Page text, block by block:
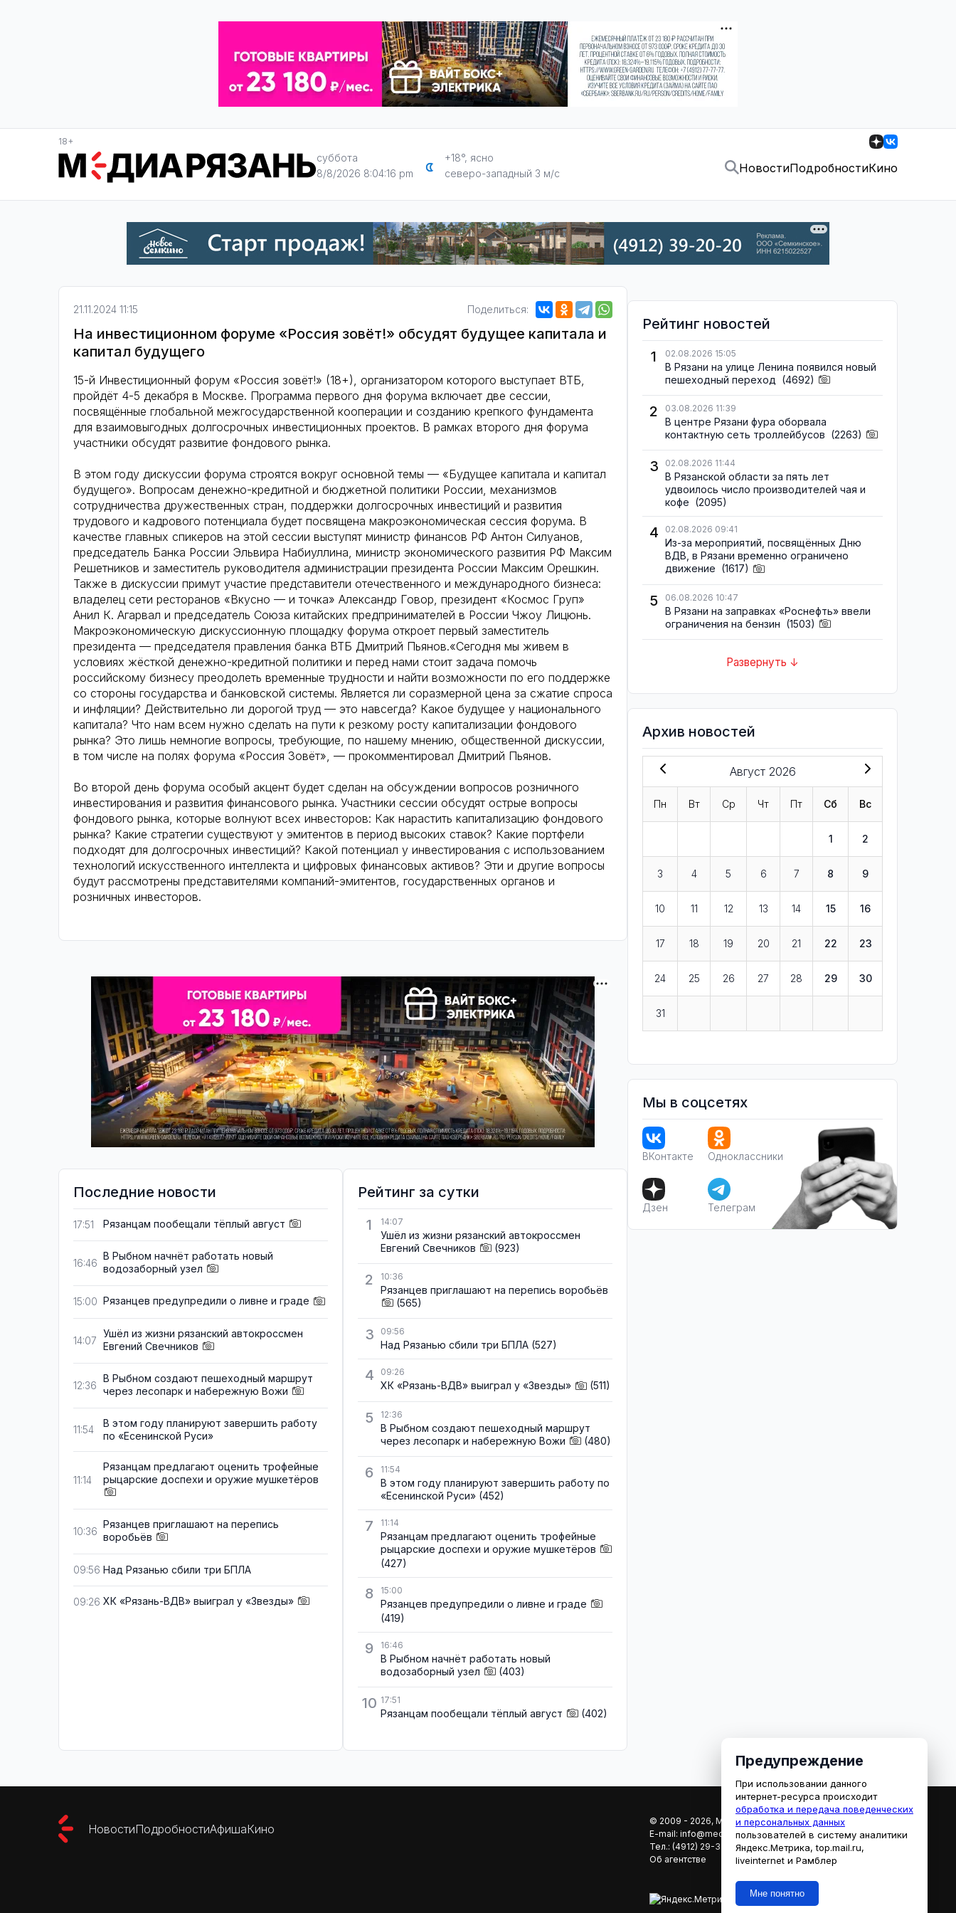
18+
суббота
8/8/2026 8:04:17 pm
+18°, ясно
северо-западный 3 м/с
НовостиПодробностиКино
21.11.2024 11:15 Поделиться:
На инвестиционном форуме «Россия зовёт!» обсудят будущее капитала и
капитал будущего
15-й Инвестиционный форум «Россия зовёт!» (18+), организатором которого выступает ВТБ,
пройдёт 4-5 декабря в Москве. Программа первого дня форума включает две сессии,
посвящённые глобальной межгосударственной кооперации и созданию крепкого фундамента
для взаимовыгодных долгосрочных инвестиционных проектов. В рамках второго дня форума
участники обсудят развитие фондового рынка.
В этом году дискуссии форума строятся вокруг основной темы — «Будущее капитала и капитал
будущего». Вопросам денежно-кредитной и бюджетной политики России, механизмов
сотрудничества дружественных стран, поддержки долгосрочных инвестиций и развития
трудового и кадрового потенциала будет посвящена макроэкономическая сессия форума. В
качестве главных спикеров на этой сессии выступят министр финансов РФ Антон Силуанов,
председатель Банка России Эльвира Набиуллина, министр экономического развития РФ Максим
Решетников и заместитель руководителя администрации президента России Максим Орешкин.
Также в дискуссии примут участие представители отечественного и международного бизнеса:
владелец сети ресторанов «Вкусно — и точка» Александр Говор, президент «Космос Груп»
Анил К. Агарвал и председатель Союза китайских предпринимателей в России Чжоу Лицюнь.
Макроэкономическую дискуссионную площадку форума откроет первый заместитель
президента — председателя правления банка ВТБ Дмитрий Пьянов.«Сегодня мы живем в
условиях жёсткой денежно-кредитной политики и перед нами стоит задача помочь
российскому бизнесу преодолеть временные трудности и найти возможности по его поддержке
со стороны государства и банковской системы. Является ли соразмерной цена за сжатие спроса
и инфляции? Действительно ли дорогой труд — это навсегда? Какое будущее у национального
капитала? Что нам всем нужно сделать на пути к резкому росту капитализации фондового
рынка? Это лишь немногие вопросы, требующие, по нашему мнению, общественной дискуссии,
в том числе на полях форума «Россия Зовёт», — прокомментировал Дмитрий Пьянов.
Во второй день форума особый акцент будет сделан на обсуждении вопросов розничного
инвестирования и развития финансового рынка. Участники сессии обсудят острые вопросы
фондового рынка, которые волнуют всех инвесторов: Как нарастить капитализацию фондового
рынка? Какие стратегии существуют у эмитентов в период высоких ставок? Какие портфели
подходят для долгосрочных инвестиций? Какой потенциал у инвестирования с использованием
технологий искусственного интеллекта и цифровых финансовых активов? Эти и другие вопросы
будут рассмотрены представителями компаний-эмитентов, государственных органов и
розничных инвесторов.
Последние новости
17:51 Рязанцам пообещали тёплый август
16:46
В Рыбном начнёт работать новый
водозаборный узел
15:00 Рязанцев предупредили о ливне и граде
14:07
Ушёл из жизни рязанский автокроссмен
Евгений Свечников
12:36
В Рыбном создают пешеходный маршрут
через лесопарк и набережную Вожи
11:54
В этом году планируют завершить работу
по «Есенинской Руси»
11:14
Рязанцам предлагают оценить трофейные
рыцарские доспехи и оружие мушкетёров
10:36
Рязанцев приглашают на перепись
воробьёв
09:56 Над Рязанью сбили три БПЛА
09:26 ХК «Рязань-ВДВ» выиграл у «Звезды»
Рейтинг за сутки
1
14:07
Ушёл из жизни рязанский автокроссмен
Евгений Свечников
(923)
2 10:36
Рязанцев приглашают на перепись воробьёв
(565)
3 09:56
Над Рязанью сбили три БПЛА (527)
4 09:26
ХК «Рязань-ВДВ» выиграл у «Звезды» (511)
5 12:36
В Рыбном создают пешеходный маршрут
через лесопарк и набережную Вожи
(480)
6 11:54
В этом году планируют завершить работу по
«Есенинской Руси» (452)
7 11:14
Рязанцам предлагают оценить трофейные
рыцарские доспехи и оружие мушкетёров
(427)
8 15:00
Рязанцев предупредили о ливне и граде
(419)
9 16:46
В Рыбном начнёт работать новый
водозаборный узел
(403)
10 17:51
Рязанцам пообещали тёплый август (402)
Рейтинг новостей
1
02.08.2026 15:05
В Рязани на улице Ленина появился новый
пешеходный переход (4692)
2 03.08.2026 11:39
В центре Рязани фура оборвала
контактную сеть троллейбусов (2263)
3 02.08.2026 11:44
В Рязанской области за пять лет
удвоилось число производителей чая и
кофе (2095)
4 02.08.2026 09:41
Из-за мероприятий, посвящённых Дню
ВДВ, в Рязани временно ограничено
движение (1617)
5 06.08.2026 10:47
В Рязани на заправках «Роснефть» ввели
ограничения на бензин (1503)
Развернуть ↓
Архив новостей
Август 2026
Пн Вт Ср Чт Пт Сб Вс
1 2
3 4 5 6 7 8 9
10 11 12 13 14 15 16
17 18 19 20 21 22 23
24 25 26 27 28 29 30
31
Мы в соцсетях
ВКонтакте Одноклассники
Дзен Телеграм
НовостиПодробностиАфишаКино
© 2009 - 2026, МЕДИАРЯЗАНЬ
E-mail: info@mediaryazan.ru,reklama@mediaryazan.ru
Тел.: (4912) 29-33-66
Об агентстве
Предупреждение
При использовании данного
интернет-ресурса происходит
обработка и передача поведенческих
и персональных данных
пользователей в систему аналитики
Яндекс.Метрика, top.mail.ru,
liveinternet и Рамблер
Мне понятно